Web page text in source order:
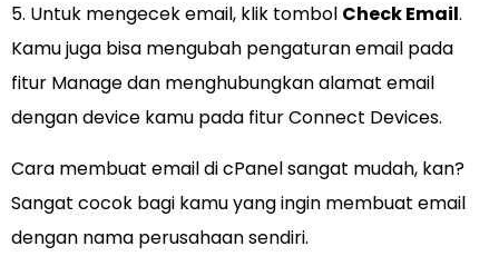
5. Untuk mengecek email, klik tombol Check Email.
Kamu juga bisa mengubah pengaturan email pada
fitur Manage dan menghubungkan alamat email
dengan device kamu pada fitur Connect Devices.
Cara membuat email di cPanel sangat mudah, kan?
Sangat cocok bagi kamu yang ingin membuat email
dengan nama perusahaan sendiri.